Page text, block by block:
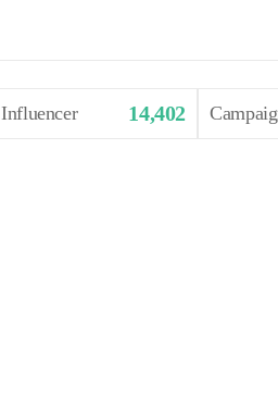
Influencer 14,402